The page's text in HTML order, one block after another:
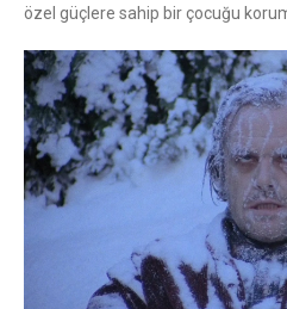
özel güçlere sahip bir çocuğu